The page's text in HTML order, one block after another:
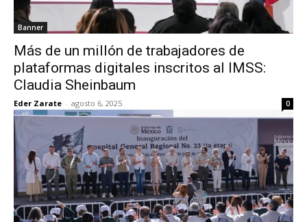
Banner
Más de un millón de trabajadores de
plataformas digitales inscritos al IMSS:
Claudia Sheinbaum
Eder Zarate - agosto 6, 2025 0